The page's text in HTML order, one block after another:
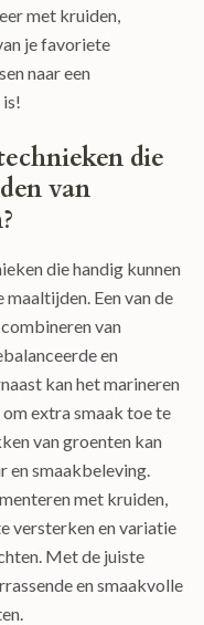
met kruiden,
je favoriete
naar een
die
van
die handig kunnen
Een van de
van
en
kan het marineren
extra smaak toe te
van groenten kan
en smaakbeleving.
met kruiden,
versterken en variatie
Met de juiste
en smaakvolle